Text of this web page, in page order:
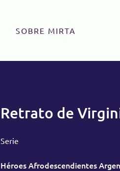
SOBRE MIRTA
Retrato de
Serie
Héroes Afrodescendientes